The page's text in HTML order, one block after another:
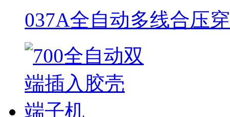
037A全自动多线合压